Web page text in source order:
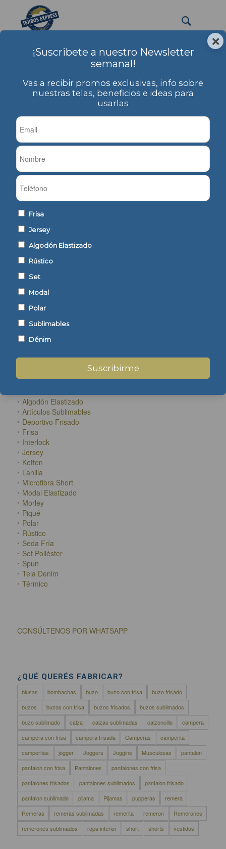
×
¡Suscribete a nuestro Newsletter
semanal!
Vas a recibir promos exclusivas, info sobre
nuestras telas, beneficios e ideas para
usarlas
Frisa
Jersey
Algodón Elastizado
Rústico
Set
Modal
Polar
Sublimables
Dénim
Suscribirme
pecheras sublimadas
PRODUCTOS / Etiqueta: pecheras sublimadas
Mostrar
Set Poliéster Liso
ENCONTRÁ TU TEJIDO
Algodón Elastizado
Artículos Sublimables
Deportivo Frisado
Frisa
Interlock
Jersey
Ketten
Lanilla
Microfibra Short
Modal Elastizado
Morley
Piqué
Polar
Rústico
Seda Fría
Set Poliéster
Spun
Tela Denim
Térmico
CONSÚLTENOS POR WHATSAPP
¿QUÉ QUERÉS FABRICAR?
blusas bombachas buzo buzo con frisa
buzo frisado
buzos
buzos con frisa buzos frisados
buzos sublimados
buzo sublimado
calza calzas sublimadas calzoncillo
campera
campera con frisa
campera frisada Camperas
camperita
camperitas
jogger Joggers Joggins Musculosas
pantalon
pantalon con frisa
Pantalones
pantalones con frisa
pantalones frisados
pantalones sublimados
pantalon frisado
pantalon sublimado
pijama Pijamas pupperas
remera
Remeras
remeras sublimadas remerita remeron
Remerones
remerones sublimados
ropa interior short shorts vestidos